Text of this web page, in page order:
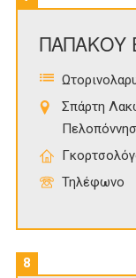
ΠΑΠΑΚΟΥ
Σπάρτη
Τηλέφωνο
8